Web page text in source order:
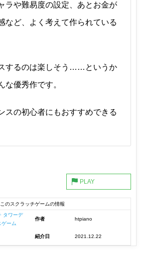
ラや難易度の設定、あとお金が
など、よく考えて作られている
するのは楽しそう……というか
な優秀作です。
スの初心者にもおすすめできる
このスクラッチゲームの情報
タワーデ
ゲーム
作者 htpiano
紹介日 2021.12.22